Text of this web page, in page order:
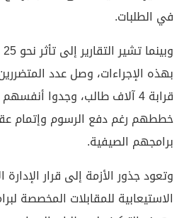
في الطلبات.
بهذه الإجراءات، وصل عدد
قرابة 4 آلاف طالب، وجدوا
خططهم رغم دفع الرسوم وإتمام
برامجهم الصيفية.
وتعود جذور الأزمة إلى قرار
الاستيعابية للمقابلات المخصصة